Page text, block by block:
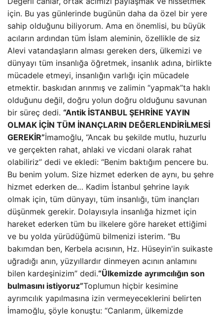
için. Bu yas günlerinde bugünün daha da özel bir yere
sahip olduğunu biliyorum. Ama en önemlisi, bu büyük
acıların ardından tüm İslam aleminin, özellikle de siz
Alevi vatandaşların alması gereken ders, ülkemizi ve
dünyayı tüm insanlığa öğretmek, insanlık adına, birlikte
mücadele etmeyi, insanlığın varlığı için mücadele
etmektir. baskıdan arınmış ve zalimin “yapmak”ta haklı
olduğunu değil, doğru yolun doğru olduğunu savunan
bir süreç dedi. “Antik İSTANBUL ŞEHRİNE YAYIN
OLMAK İÇİN TÜM İNANÇLARIN DEĞERLENDİRİLMESİ
GEREKİR”İmamoğlu, “Ancak bu şekilde mutlu, huzurlu
ve gerçekten rahat, ahlaki ve vicdani olarak rahat
olabiliriz” dedi ve ekledi: “Benim baktığım pencere bu.
Bu benim yolum. Size hizmet ederken de aynı, bu şehre
hizmet ederken de… Kadim İstanbul şehrine layık
olmak için, tüm dünyayı, tüm insanlığı, tüm inançları
düşünmek gerekir. Dolayısıyla insanlığa hizmet için
hareket ederken tüm bu ilkelere göre hareket ettiğimi
ve bu yolda yürüdüğümü bilmenizi isterim. “Bu
bakımdan ben, Kerbela acısının, Hz. Hüseyin'in suikaste
uğradığı anın, yüzyıllardır dinmeyen acının anlamını
bilen kardeşinizim” dedi.“Ülkemizde ayrımcılığın son
bulmasını istiyoruz”Toplumun hiçbir kesimine
ayrımcılık yapılmasına izin vermeyeceklerini belirten
İmamoğlu, şöyle konuştu: “Canlarım, ülkemizde